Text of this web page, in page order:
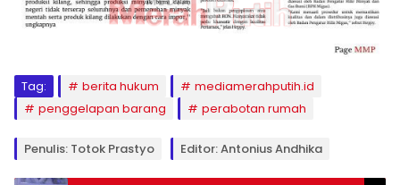
Tag: berita hukum
mediamerahputih.id
penggelapan barang
perabotan rumah
Penulis: Totok Prastyo Editor: Antonius Andhika